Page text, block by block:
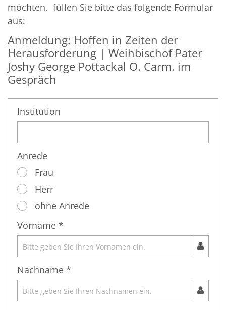
möchten, füllen Sie bitte das folgende Formular
aus:
Anmeldung: Hoffen in Zeiten der
Herausforderung | Weihbischof Pater
Joshy George Pottackal O. Carm. im
Gespräch
Institution
Anrede
Frau
Herr
ohne Anrede
Vorname *
Nachname *